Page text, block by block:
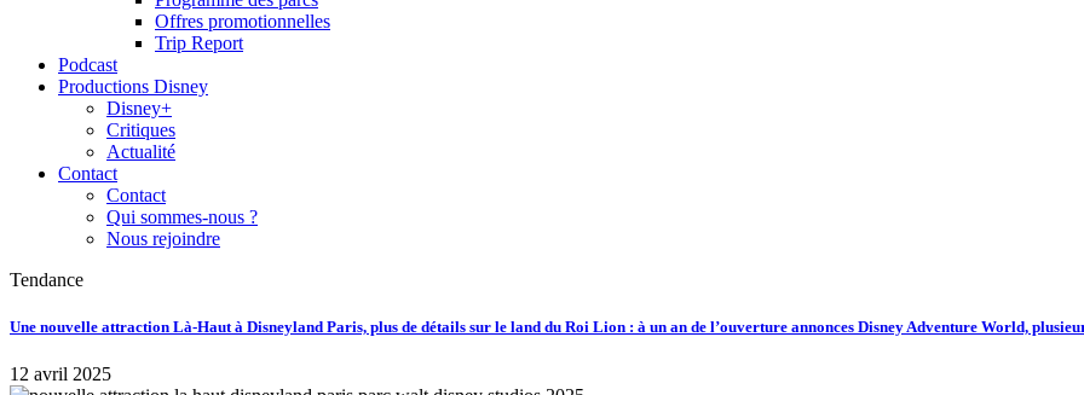
Offres promotionnelles
Trip Report
Podcast
Productions Disney
Disney+
Critiques
Actualité
Contact
Contact
Qui sommes-nous ?
Nous rejoindre
Tendance
Une nouvelle attraction Là-Haut à Disneyland Paris, plus de détails sur le land du Roi Lion : à un an de l’ouverture annonces Disney Adventure World,
12 avril 2025